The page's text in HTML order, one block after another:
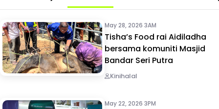
May 28, 2026 3AM
Tisha’s Food rai Aidiladha
bersama komuniti Masjid
Bandar Seri Putra
Kinihalal
May 22, 2026 3PM